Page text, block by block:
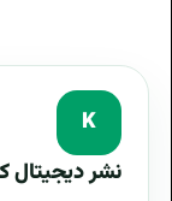
K
نشر دیجیتال